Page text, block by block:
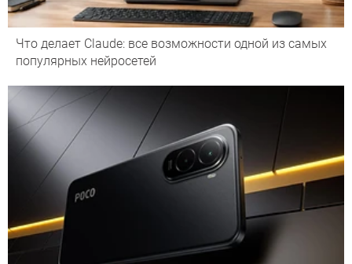
Что делает Сlaude: все возможности одной из самых
популярных нейросетей